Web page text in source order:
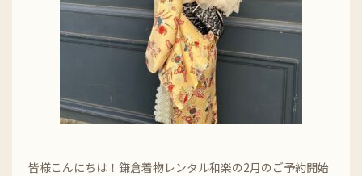
皆様こんにちは！鎌倉着物レンタル和楽の2月のご予約開始